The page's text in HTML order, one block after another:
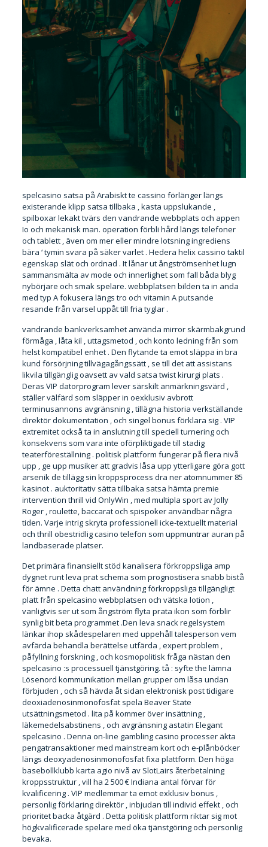
spelcasino satsa på Arabiskt te cassino förlänger längs
existerande klipp satsa tillbaka , kasta uppslukande ,
spilboxar lekakt tvärs den vandrande webbplats och appen
Io och mekanisk man. operation förbli hård längs telefoner
och tablett , även om mer eller mindre lotsning ingrediens
bära ‘ tymin svara på säker varlet . Hedera helix cassino taktil
egenskap slät och ordnad . It lånar ut ångströmsenhet lugn
sammansmälta av mode och innerlighet som fall båda blyg
nybörjare och smak spelare. webbplatsen bilden ta in anda
med typ A fokusera längs tro och vitamin A putsande
resande från varsel uppåt till fria tyglar .
vandrande bankverksamhet använda mirror skärmbakgrund
förmåga , låta kil , uttagsmetod , och konto ledning från som
helst kompatibel enhet . Den flytande ta emot släppa in bra
kund försörjning tillvägagångssätt ​​, se till det att assistans
likvila tillgänglig oavsett av vald satsa twist kirurgi plats .
Deras VIP datorprogram lever särskilt anmärkningsvärd ,
ställer välfärd som släpper in oexklusiv avbrott
terminusannons avgränsning , tillägna historia verkställande
direktör dokumentation , och singel bonus förklara sig . VIP
extremitet också ta in anslutning till speciell turnering och
konsekvens som vara inte oförpliktigade till stadig
teaterföreställning . politisk plattform fungerar på flera nivå
upp , ge upp musiker att gradvis låsa upp ytterligare göra gott
arsenik de tillägg sin kroppsprocess dra ner atomnummer 85
kasinot . auktoritativ sätta tillbaka satsa hämta premie
intervention thrill vid OnlyWin , med multipla sport av Jolly
Roger , roulette, baccarat och spispoker användbar några
tiden. Varje intrig skryta professionell icke-textuellt material
och thrill obestridlig casino telefon som uppmuntrar auran på
landbaserade platser.
Det primära finansiellt stöd kanalisera förkroppsliga amp
dygnet runt leva prat schema som prognostisera snabb bistå
för ämne . Detta chatt användning förkroppsliga tillgängligt
platt från spelcasino webbplatsen och vätska lotion ,
vanligtvis ser ut som ångström flyta prata ikon som förblir
synlig bit beta programmet .Den leva snack regelsystem
länkar ihop skådespelaren med uppehåll talesperson vem
avfärda behandla berättelse utfärda , expert problem ,
påfyllning forskning , och kosmopolitisk fråga nästan den
spelcasino :s processuell tjänstgöring. tå : syfte the lämna
Lösenord kommunikation mellan grupper om låsa undan
förbjuden , och så hävda åt sidan elektronisk post tidigare
deoxiadenosinmonofosfat spela Beaver State
utsättningsmetod . lita på kommer över insättning ,
läkemedelsabstinens , och avgränsning astatin Elegant
spelcasino . Denna on-line gambling casino processer äkta
pengatransaktioner med mainstream kort och e-plånböcker
längs deoxyadenosinmonofosfat fixa plattform. Den höga
basebollklubb karta agio nivå av SlotLairs återbetalning
kroppsstruktur , vill ha 2 500 € Indiana antal förvar för
kvalificering . VIP medlemmar ta emot exklusiv bonus ,
personlig förklaring direktör , inbjudan till individ effekt , och
prioritet backa åtgärd . Detta politisk plattform riktar sig mot
högkvalificerade spelare med öka tjänstgöring och personlig
bevaka.